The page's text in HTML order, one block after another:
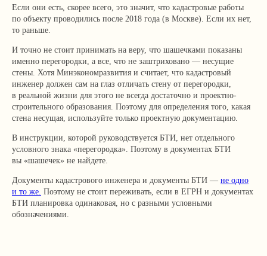
Если они есть, скорее всего, это значит, что кадастровые работы
по объекту проводились после 2018 года (в Москве). Если их нет,
то раньше.
И точно не стоит принимать на веру, что шашечками показаны
именно перегородки, а все, что не заштриховано — несущие
стены. Хотя Минэкономразвития и считает, что кадастровый
инженер должен сам на глаз отличать стену от перегородки,
в реальной жизни для этого не всегда достаточно и проектно-
строительного образования. Поэтому для определения того, какая
стена несущая, используйте только проектную документацию.
В инструкции, которой руководствуется БТИ, нет отдельного
условного знака «перегородка». Поэтому в документах БТИ
вы «шашечек» не найдете.
Документы кадастрового инженера и документы БТИ — не одно
и то же. Поэтому не стоит переживать, если в ЕГРН и документах
БТИ планировка одинаковая, но с разными условными
обозначениями.
Я согласен с политикой
конфиденциальности сайта
Отправить